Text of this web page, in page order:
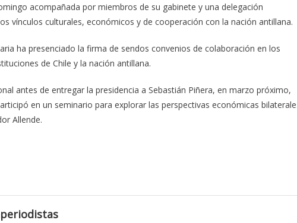
acompañada por miembros de su gabinete y una delegación
vínculos culturales, económicos y de cooperación con la nación antillana.
ha presenciado la firma de sendos convenios de colaboración en los
de Chile y la nación antillana.
antes de entregar la presidencia a Sebastián Piñera, en marzo próximo,
en un seminario para explorar las perspectivas económicas
Allende.